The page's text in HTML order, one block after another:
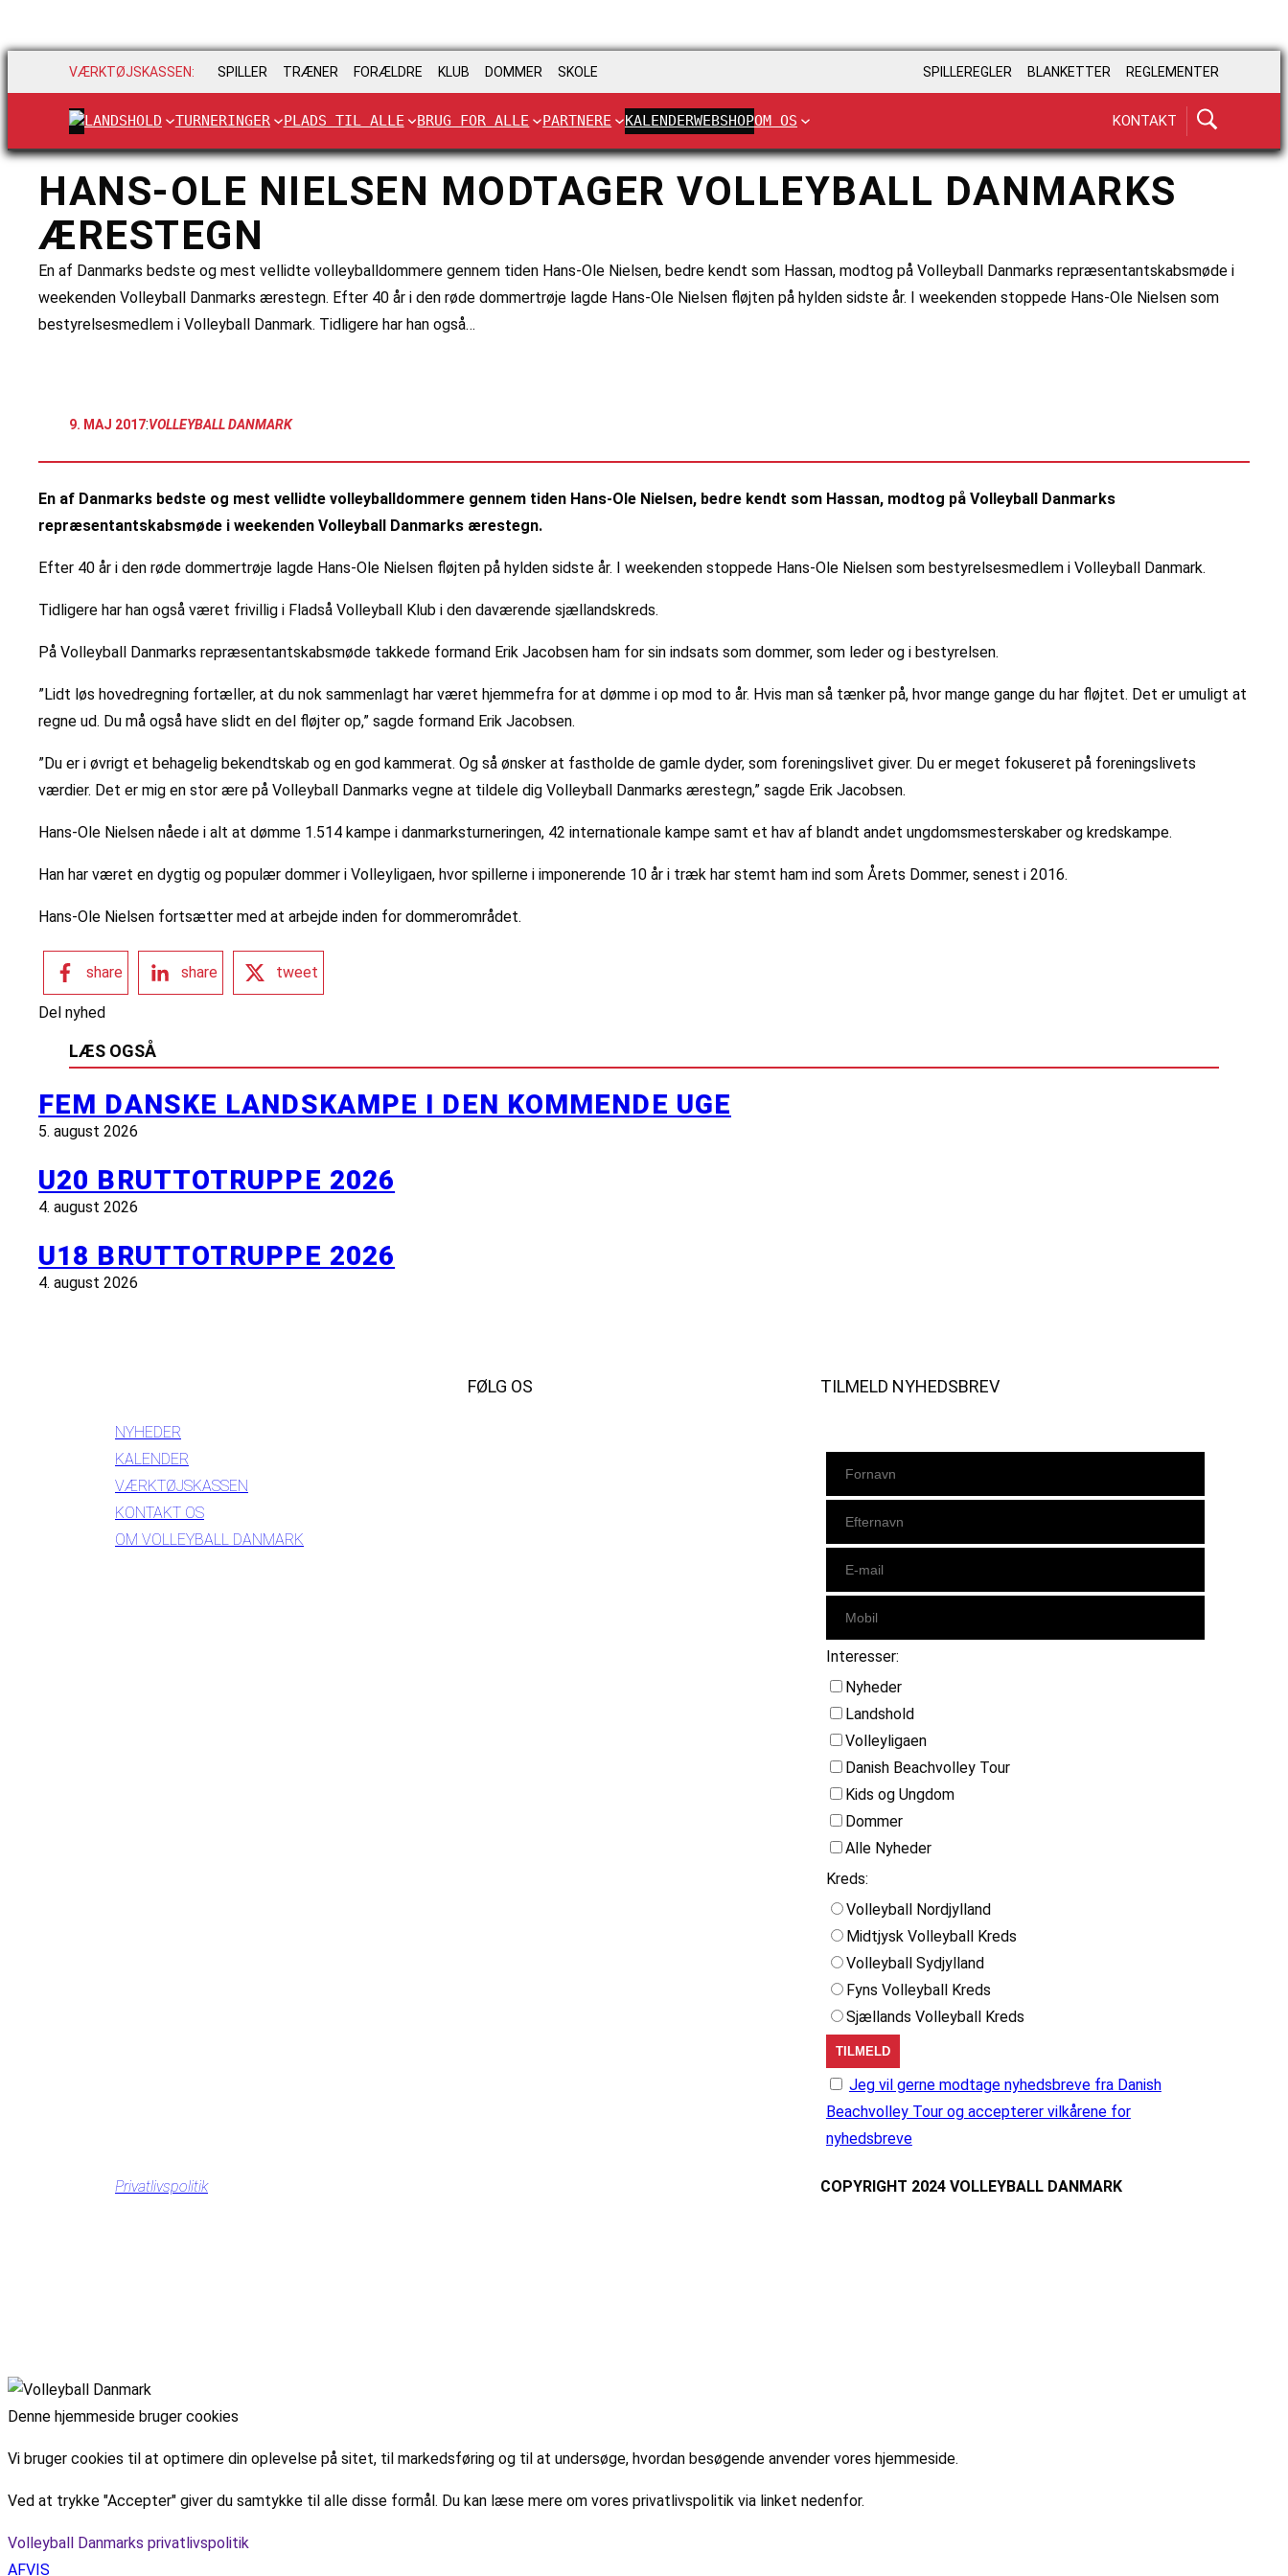
VÆRKTØJSKASSEN: SPILLER TRÆNER FORÆLDRE KLUB DOMMER SKOLE SPILLEREGLER BLANKETTER REGLEMENTER
LANDSHOLD TURNERINGER PLADS TIL ALLE BRUG FOR ALLE PARTNERE KALENDERWEBSHOPOM OS KONTAKT
HANS-OLE NIELSEN MODTAGER VOLLEYBALL DANMARKS
ÆRESTEGN
En af Danmarks bedste og mest vellidte volleyballdommere gennem tiden Hans-Ole Nielsen, bedre kendt som Hassan, modtog på Volleyball Danmarks repræsentantskabsmøde i
weekenden Volleyball Danmarks ærestegn. Efter 40 år i den røde dommertrøje lagde Hans-Ole Nielsen fløjten på hylden sidste år. I weekenden stoppede Hans-Ole Nielsen som
bestyrelsesmedlem i Volleyball Danmark. Tidligere har han også…
9. MAJ 2017:VOLLEYBALL DANMARK
En af Danmarks bedste og mest vellidte volleyballdommere gennem tiden Hans-Ole Nielsen, bedre kendt som Hassan, modtog på Volleyball Danmarks
repræsentantskabsmøde i weekenden Volleyball Danmarks ærestegn.
Efter 40 år i den røde dommertrøje lagde Hans-Ole Nielsen fløjten på hylden sidste år. I weekenden stoppede Hans-Ole Nielsen som bestyrelsesmedlem i Volleyball Danmark.
Tidligere har han også været frivillig i Fladså Volleyball Klub i den daværende sjællandskreds.
På Volleyball Danmarks repræsentantskabsmøde takkede formand Erik Jacobsen ham for sin indsats som dommer, som leder og i bestyrelsen.
”Lidt løs hovedregning fortæller, at du nok sammenlagt har været hjemmefra for at dømme i op mod to år. Hvis man så tænker på, hvor mange gange du har fløjtet. Det er umuligt at
regne ud. Du må også have slidt en del fløjter op,” sagde formand Erik Jacobsen.
”Du er i øvrigt et behagelig bekendtskab og en god kammerat. Og så ønsker at fastholde de gamle dyder, som foreningslivet giver. Du er meget fokuseret på foreningslivets
værdier. Det er mig en stor ære på Volleyball Danmarks vegne at tildele dig Volleyball Danmarks ærestegn,” sagde Erik Jacobsen.
Hans-Ole Nielsen nåede i alt at dømme 1.514 kampe i danmarksturneringen, 42 internationale kampe samt et hav af blandt andet ungdomsmesterskaber og kredskampe.
Han har været en dygtig og populær dommer i Volleyligaen, hvor spillerne i imponerende 10 år i træk har stemt ham ind som Årets Dommer, senest i 2016.
Hans-Ole Nielsen fortsætter med at arbejde inden for dommerområdet.
share share tweet
Del nyhed
LÆS OGSÅ
FEM DANSKE LANDSKAMPE I DEN KOMMENDE UGE
5. august 2026
U20 BRUTTOTRUPPE 2026
4. august 2026
U18 BRUTTOTRUPPE 2026
4. august 2026
NYHEDER
KALENDER
VÆRKTØJSKASSEN
KONTAKT OS
OM VOLLEYBALL DANMARK
FØLG OS TILMELD NYHEDSBREV
Interesser:
Nyheder
Landshold
Volleyligaen
Danish Beachvolley Tour
Kids og Ungdom
Dommer
Alle Nyheder
Kreds:
Volleyball Nordjylland
Midtjysk Volleyball Kreds
Volleyball Sydjylland
Fyns Volleyball Kreds
Sjællands Volleyball Kreds
Jeg vil gerne modtage nyhedsbreve fra Danish
Beachvolley Tour og accepterer vilkårene for
nyhedsbreve
Privatlivspolitik COPYRIGHT 2024 VOLLEYBALL DANMARK
Denne hjemmeside bruger cookies
Vi bruger cookies til at optimere din oplevelse på sitet, til markedsføring og til at undersøge, hvordan besøgende anvender vores hjemmeside.
Ved at trykke "Accepter" giver du samtykke til alle disse formål. Du kan læse mere om vores privatlivspolitik via linket nedenfor.
Volleyball Danmarks privatlivspolitik
AFVIS